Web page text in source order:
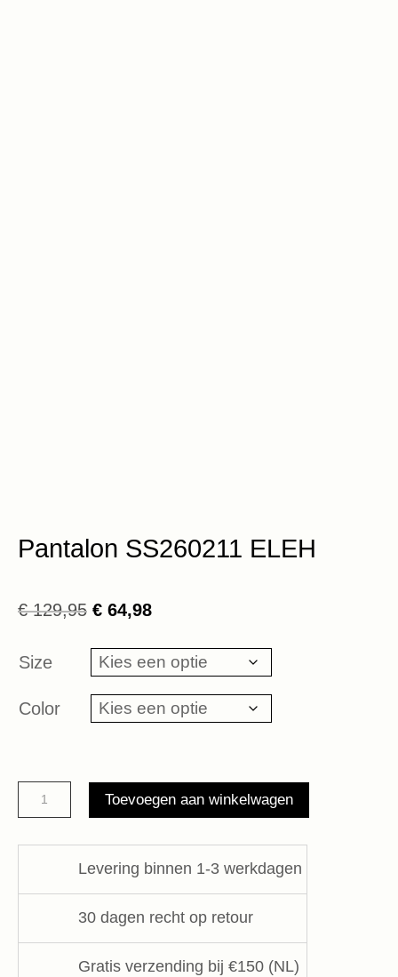
Pantalon SS260211 ELEH
€129,95 Oorspronkelijke
was:
€ 129,95.
€ 64,98Huidige
is:
€ 64,98.
Size
Color
Pantalon
SS260211
Toevoegen aan winkelwagen
Levering binnen 1-3 werkdagen
30 dagen recht op retour
Gratis verzending bij €150 (NL)